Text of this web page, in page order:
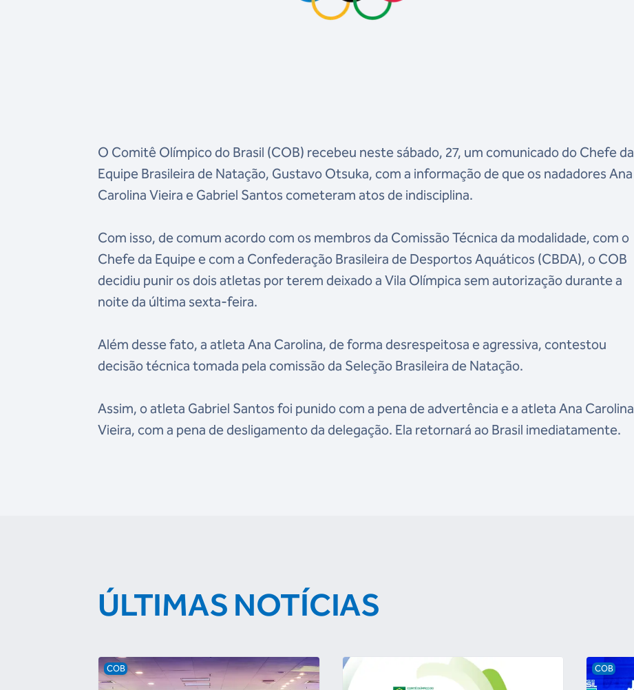
O Comitê Olímpico do Brasil (COB) recebeu neste sábado, 27, um comunicado do Chefe da
Equipe Brasileira de Natação, Gustavo Otsuka, com a informação de que os nadadores Ana
Carolina Vieira e Gabriel Santos cometeram atos de indisciplina.
Com isso, de comum acordo com os membros da Comissão Técnica da modalidade, com o
Chefe da Equipe e com a Confederação Brasileira de Desportos Aquáticos (CBDA), o COB
decidiu punir os dois atletas por terem deixado a Vila Olímpica sem autorização durante a
noite da última sexta-feira.
Além desse fato, a atleta Ana Carolina, de forma desrespeitosa e agressiva, contestou
decisão técnica tomada pela comissão da Seleção Brasileira de Natação.
Assim, o atleta Gabriel Santos foi punido com a pena de advertência e a atleta Ana Carolina
Vieira, com a pena de desligamento da delegação. Ela retornará ao Brasil imediatamente.
ÚLTIMAS NOTÍCIAS
COB COB